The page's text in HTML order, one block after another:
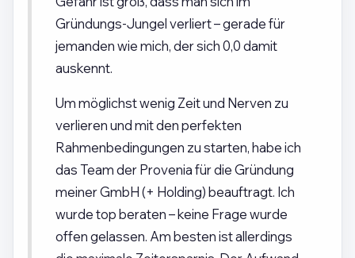
Gründungs-Jungel verliert – gerade für
jemanden wie mich, der sich 0,0 damit
auskennt.
Um möglichst wenig Zeit und Nerven zu
verlieren und mit den perfekten
Rahmenbedingungen zu starten, habe ich
das Team der Provenia für die Gründung
meiner GmbH (+ Holding) beauftragt. Ich
wurde top beraten – keine Frage wurde
offen gelassen. Am besten ist allerdings